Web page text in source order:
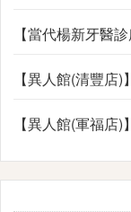
【當代楊新牙醫
【異人館(清豐店)】
【異人館(軍福店)】